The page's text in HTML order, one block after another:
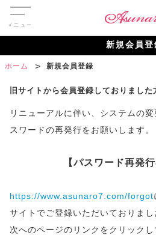
Menu
新規会員登
ホーム 新規会員登録
旧サイトから会員登録しておりました
リニューアルに伴い、システムの
スワードの再発行をお願いします。
【パスワード再発
https://www.asunaro7.com/forgot
サイトでご登録いただいておりまし
次へのページのリンクをクリックし